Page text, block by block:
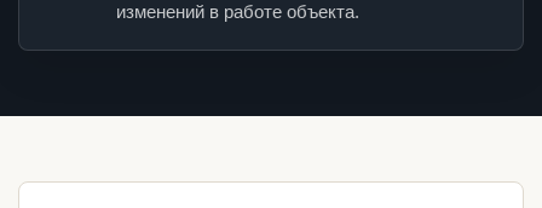
изменений в работе объекта.